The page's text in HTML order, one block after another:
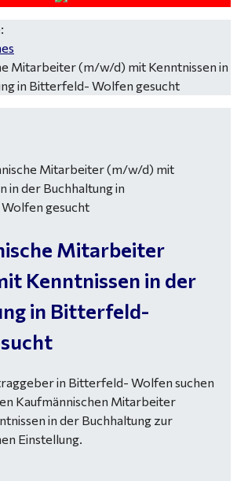
Mitarbeiter (m/w/d) mit Kenntnissen in
in Bitterfeld- Wolfen gesucht
Mitarbeiter
Kenntnissen in der
in Bitterfeld-
in Bitterfeld- Wolfen suchen
Kaufmännischen Mitarbeiter
in der Buchhaltung zur
Einstellung.